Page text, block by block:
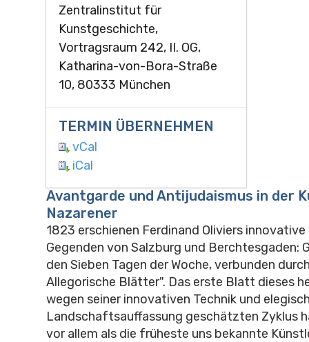
Zentralinstitut für
Kunstgeschichte,
Vortragsraum 242, II. OG,
Katharina-von-Bora-Straße
10, 80333 München
TERMIN ÜBERNEHMEN
vCal
iCal
Avantgarde und Antijudaismus in der
Nazarener
1823 erschienen Ferdinand Oliviers innovative
Gegenden von Salzburg und Berchtesgaden:
den Sieben Tagen der Woche, verbunden
Allegorische Blätter". Das erste Blatt dieses
wegen seiner innovativen Technik und
Landschaftsauffassung geschätzten Zyklus
vor allem als die früheste uns bekannte